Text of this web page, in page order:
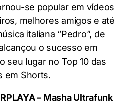
se popular em vídeos
melhores amigos e até
italiana “Pedro”, de
o sucesso em
seu lugar no Top 10 das
em Shorts.
– Masha Ultrafunk